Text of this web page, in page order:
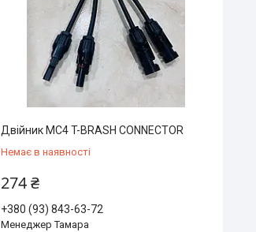
Двійник MC4 T-BRASH CONNECTOR
Немає в наявності
274 ₴
+380 (93) 843-63-72
Менеджер Тамара